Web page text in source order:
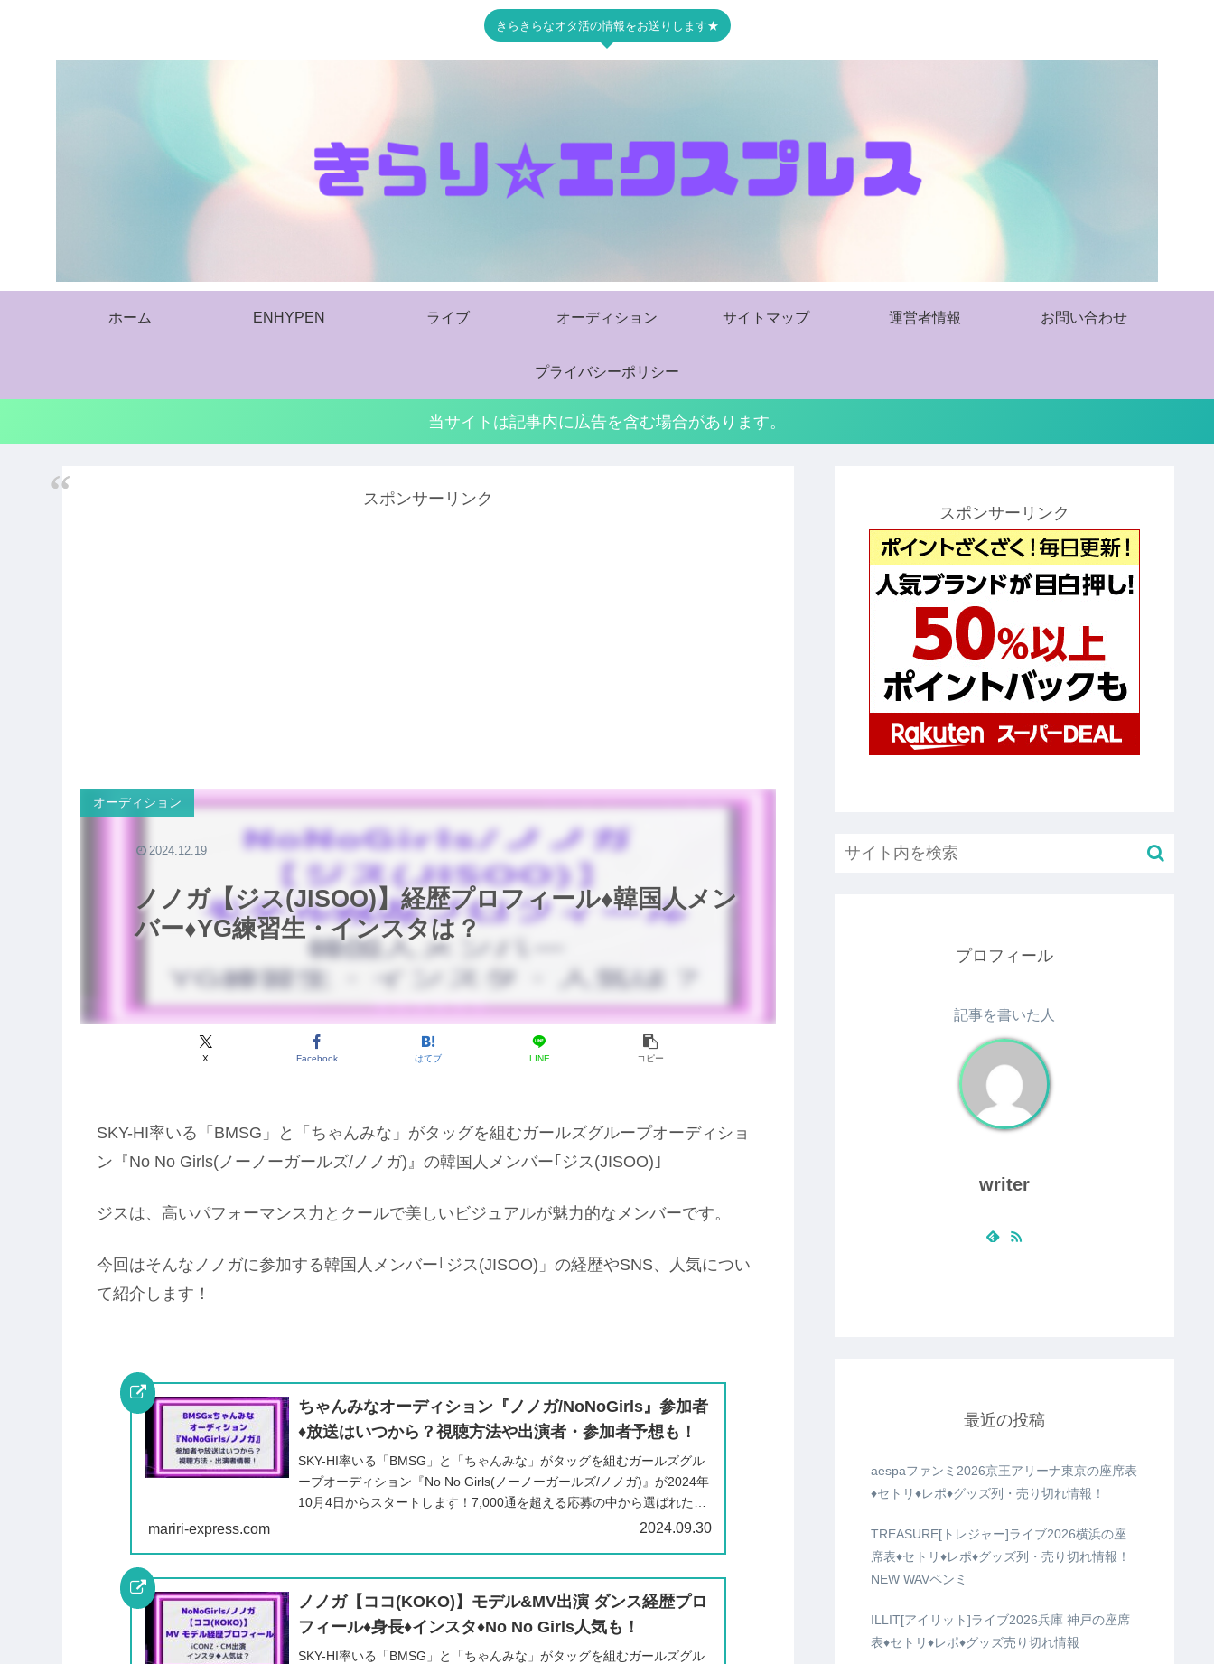
きらきらなオタ活の情報をお送りします★
ホーム ENHYPEN ライブ オーディション サイトマップ 運営者情報 お問い合わせ
プライバシーポリシー
当サイトは記事内に広告を含む場合があります。
スポンサーリンク
ノノガ【ジス(JISOO)】経歴プロフィール♦️韓国人メン
バー♦️YG練習生・インスタは？
オーディション
X Facebook はてブ LINE コピー
2024.12.19
SKY-HI率いる「BMSG」と「ちゃんみな」がタッグを組むガールズグループオーディショ
ン『No No Girls(ノーノーガールズ/ノノガ)』の韓国人メンバー｢ジス(JISOO)｣
ジスは、高いパフォーマンス力とクールで美しいビジュアルが魅力的なメンバーです。
今回はそんなノノガに参加する韓国人メンバー｢ジス(JISOO)」の経歴やSNS、人気につい
て紹介します！
ちゃんみなオーディション『ノノガ/NoNoGirls』参加者
♦️放送はいつから？視聴方法や出演者・参加者予想も！
SKY-HI率いる「BMSG」と「ちゃんみな」がタッグを組むガールズグル
ープオーディション『No No Girls(ノーノーガールズ/ノノガ)』が2024年
10月4日からスタートします！7,000通を超える応募の中から選ばれた30
mariri-express.com 2024.09.30
ノノガ【ココ(KOKO)】モデル&MV出演 ダンス経歴プロ
フィール♦️身長♦️インスタ♦️No No Girls人気も！
SKY-HI率いる「BMSG」と「ちゃんみな」がタッグを組むガールズグル
スポンサーリンク
プロフィール
記事を書いた人
writer
最近の投稿
aespaファンミ2026京王アリーナ東京の座席表
♦️セトリ♦️レポ♦️グッズ列・売り切れ情報！
TREASURE[トレジャー]ライブ2026横浜の座
席表♦️セトリ♦️レポ♦️グッズ列・売り切れ情報！
NEW WAVペンミ
ILLIT[アイリット]ライブ2026兵庫 神戸の座席
表♦️セトリ♦️レポ♦️グッズ売り切れ情報